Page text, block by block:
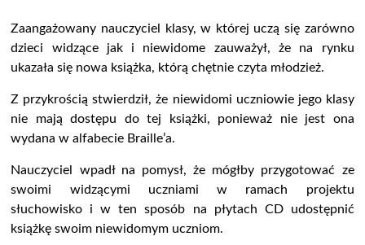
Zaangażowany nauczyciel klasy, w której uczą się zarówno
dzieci widzące jak i niewidome zauważył, że na rynku
ukazała się nowa książka, którą chętnie czyta młodzież.
Z przykrością stwierdził, że niewidomi uczniowie jego klasy
nie mają dostępu do tej książki, ponieważ nie jest ona
wydana w alfabecie Braille’a.
Nauczyciel wpadł na pomysł, że mógłby przygotować ze
swoimi widzącymi uczniami w ramach projektu
słuchowisko i w ten sposób na płytach CD udostępnić
książkę swoim niewidomym uczniom.